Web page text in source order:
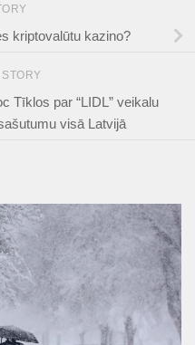
kriptovalūtu kazino?
Tīklos par “LIDL” veikalu
visā Latvijā